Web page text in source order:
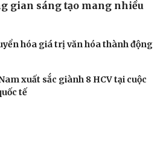
gian sáng tạo mang nhiều
hóa giá trị văn hóa thành động
xuất sắc giành 8 HCV tại cuộc
tế